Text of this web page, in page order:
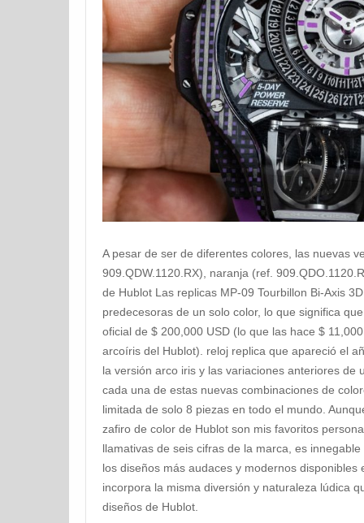
A pesar de ser de diferentes colores, las nuevas
909.QDW.1120.RX), naranja (ref.
de Hublot Las replicas MP-09 Tourbillon Bi-Axis
predecesoras de un solo color, lo que significa
oficial de $ 200,000 USD (lo que las hace $
arcoíris del Hublot). reloj replica que apareció el
la versión arco iris y las variaciones anteriores de
cada una de estas nuevas combinaciones de
limitada de solo 8 piezas en todo el mundo.
zafiro de color de Hublot son mis favoritos
llamativas de seis cifras de la marca, es
los diseños más audaces y modernos
incorpora la misma diversión y naturaleza lúdica
diseños de Hublot.